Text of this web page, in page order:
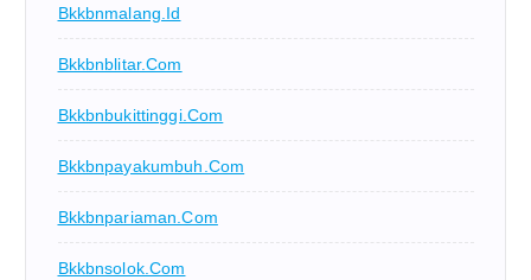
Bkkbnmalang.id
Bkkbnblitar.com
Bkkbnbukittinggi.com
Bkkbnpayakumbuh.com
Bkkbnpariaman.com
Bkkbnsolok.com